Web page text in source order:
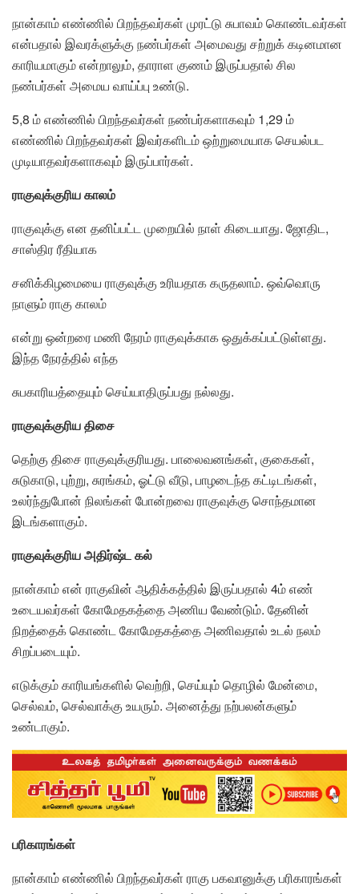
நான்காம் எண்ணில் பிறந்தவர்கள் முரட்டு சுபாவம் கொண்டவர்கள்
என்பதால் இவரக்ளுக்கு நண்பர்கள் அமைவது சற்றுக் கடினமான
காரியமாகும் என்றாலும், தாராள குணம் இருப்பதால் சில
நண்பர்கள் அமைய வாய்ப்பு உண்டு.
5,8 ம் எண்ணில் பிறந்தவர்கள் நண்பர்களாகவும் 1,29 ம்
எண்ணில் பிறந்தவர்கள் இவர்களிடம் ஒற்றுமையாக செயல்பட
முடியாதவர்களாகவும் இருப்பார்கள்.
ராகுவுக்குரிய காலம்
ராகுவுக்கு என தனிப்பட்ட முறையில் நாள் கிடையாது. ஜோதிட,
சாஸ்திர ரீதியாக
சனிக்கிழமையை ராகுவுக்கு உரியதாக கருதலாம். ஒவ்வொரு
நாளும் ராகு காலம்
என்று ஒன்றரை மணி நேரம் ராகுவுக்காக ஒதுக்கப்பட்டுள்ளது.
இந்த நேரத்தில் எந்த
சுபகாரியத்தையும் செய்யாதிருப்பது நல்லது.
ராகுவுக்குரிய திசை
தெற்கு திசை ராகுவுக்குரியது. பாலைவனங்கள், குகைகள்,
சுடுகாடு, புற்று, சுரங்கம், ஓட்டு வீடு, பாழடைந்த கட்டிடங்கள்,
உலர்ந்துபோன் நிலங்கள் போன்றவை ராகுவுக்கு சொந்தமான
இடங்களாகும்.
ராகுவுக்குரிய அதிர்ஷ்ட கல்
நான்காம் என் ராகுவின் ஆதிக்கத்தில் இருப்பதால் 4ம் எண்
உடையவர்கள் கோமேதகத்தை அணிய வேண்டும். தேனின்
நிறத்தைக் கொண்ட கோமேதகத்தை அணிவதால் உடல் நலம்
சிறப்படையும்.
எடுக்கும் காரியங்களில் வெற்றி, செய்யும் தொழில் மேன்மை,
செல்வம், செல்வாக்கு உயரும். அனைத்து நற்பலன்களும்
உண்டாகும்.
பரிகாரங்கள்
நான்காம் எண்ணில் பிறந்தவர்கள் ராகு பகவானுக்கு பரிகாரங்கள்